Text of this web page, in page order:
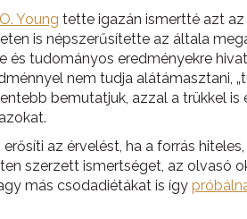
Young tette igazán ismertté azt
is népszerűsítette az általa
és tudományos eredményekre
nem tudja alátámasztani,
bemutatjuk, azzal a trükkel
az érvelést, ha a forrás
szerzett ismertséget, az olvasó
más csodadiétákat is így